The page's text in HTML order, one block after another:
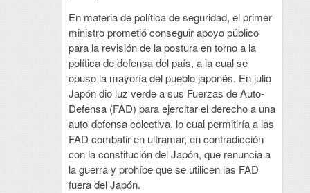
En materia de política de seguridad, el primer
ministro prometió conseguir apoyo público
para la revisión de la postura en torno a la
política de defensa del país, a la cual se
opuso la mayoría del pueblo japonés. En julio
Japón dio luz verde a sus Fuerzas de Auto-
Defensa (FAD) para ejercitar el derecho a una
auto-defensa colectiva, lo cual permitiría a las
FAD combatir en ultramar, en contradicción
con la constitución del Japón, que renuncia a
la guerra y prohíbe que se utilicen las FAD
fuera del Japón.